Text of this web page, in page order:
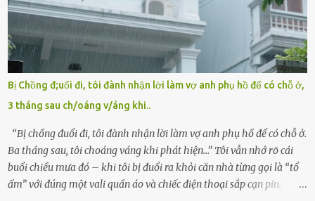
bà Đỗ Thị Nga, lập tức ra quyết định nhẫn tâm: bỏ lại đứa trẻ. Họ
viện cớ “không đủ khả năng nuôi dưỡng” và ký vào giấy từ chối
quyền giám hộ, yêu cầu bệnh viện xử lý bé như một trường hợp bị
bỏ rơi. Trong khi ấy, con gái ruột của họ – Trần Lệ Mi – vẫn đang
mê man sau sinh, hoàn toàn không hay biết chuyện gì xảy ra.
Thiếu úy Nguyễn Thị Mai, một nữ cảnh sát công tác tại địa phương,
tình cờ chứng kiến giây phút bé bị đưa đi trong lặng lẽ. Nét mặt đỏ
hỏn, bàn tay bé xíu co quắp, ...
Bị Chồng đ;uổi đi, tôi đành nhận lời làm vợ anh phụ hồ để có chỗ ở,
3 tháng sau ch/oáng v/áng khi..
“Bị chồng đuổi đi, tôi đành nhận lời làm vợ anh phụ hồ để có chỗ ở.
Ba tháng sau, tôi choáng váng khi phát hiện…” Tôi vẫn nhớ rõ cái
buổi chiều mưa đó – khi tôi bị đuổi ra khỏi căn nhà từng gọi là “tổ
ấm” với đúng một vali quần áo và chiếc điện thoại sắp cạn pin.